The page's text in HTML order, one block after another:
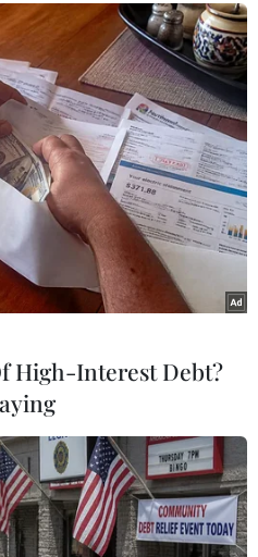
và phòng ngừa dịch
hợp có khai báo sức khỏe
dấu hiệu bất thường
sẽ được phép nhập cảnh.
COVID-19 cho người dân tại
(Ảnh: AFP/TTXVN)
High-Interest Debt?